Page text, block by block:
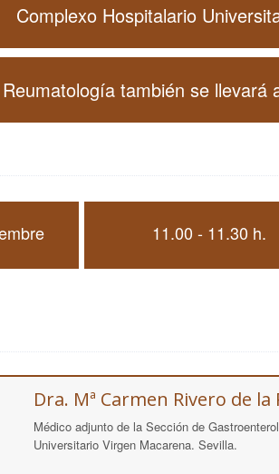
Complexo Hospitalario
también se llevará
11.00 - 11.30 h.
Dra. Mª Carmen Rivero de la
Médico adjunto de la Sección de
Universitario Virgen Macarena. Sevilla.